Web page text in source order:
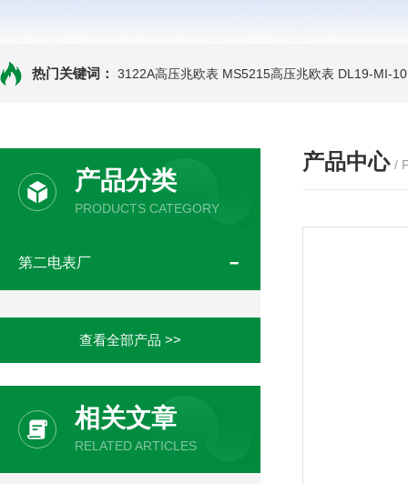
热门关键词： 3122A高压兆欧表 MS5215高压兆欧表 DL19-MI-
产品分类
PRODUCTS CATEGORY
第二电表厂
查看全部产品 >>
相关文章
RELATED ARTICLES
产品中心 /